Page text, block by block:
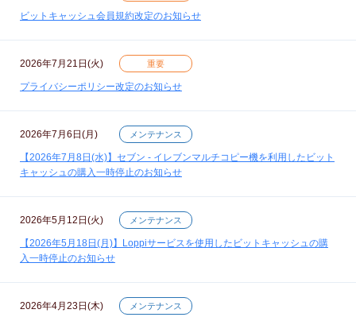
ビットキャッシュ会員規約改定のお知らせ
2026年7月21日(火) 重要
プライバシーポリシー改定のお知らせ
2026年7月6日(月) メンテナンス
【2026年7月8日(水)】セブン - イレブンマルチコピー機を利用したビット
キャッシュの購入一時停止のお知らせ
2026年5月12日(火) メンテナンス
【2026年5月18日(月)】Loppiサービスを使用したビットキャッシュの購
入一時停止のお知らせ
2026年4月23日(木) メンテナンス